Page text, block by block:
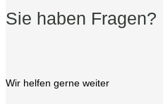
Sie haben Fragen?
Wir helfen gerne weiter